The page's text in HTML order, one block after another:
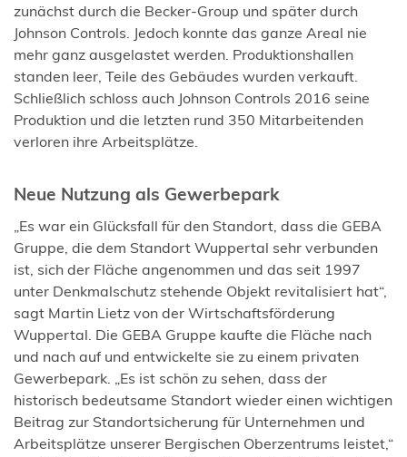
zunächst durch die Becker-Group und später durch
Johnson Controls. Jedoch konnte das ganze Areal nie
mehr ganz ausgelastet werden. Produktionshallen
standen leer, Teile des Gebäudes wurden verkauft.
Schließlich schloss auch Johnson Controls 2016 seine
Produktion und die letzten rund 350 Mitarbeitenden
verloren ihre Arbeitsplätze.
Neue Nutzung als Gewerbepark
„Es war ein Glücksfall für den Standort, dass die GEBA
Gruppe, die dem Standort Wuppertal sehr verbunden
ist, sich der Fläche angenommen und das seit 1997
unter Denkmalschutz stehende Objekt revitalisiert hat“,
sagt Martin Lietz von der Wirtschaftsförderung
Wuppertal. Die GEBA Gruppe kaufte die Fläche nach
und nach auf und entwickelte sie zu einem privaten
Gewerbepark. „Es ist schön zu sehen, dass der
historisch bedeutsame Standort wieder einen wichtigen
Beitrag zur Standortsicherung für Unternehmen und
Arbeitsplätze unserer Bergischen Oberzentrums leistet,“